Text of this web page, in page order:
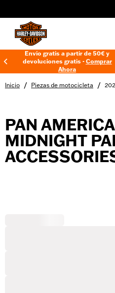
Envío gratis a partir de 50€ y
devoluciones gratis - Comprar
Ahora
Inicio / Piezas de motocicleta /
PAN
MIDNIGHT